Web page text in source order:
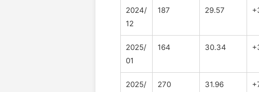
2024/
12
187 29.57
2025/
01
164 30.34
2025/
270 31.96